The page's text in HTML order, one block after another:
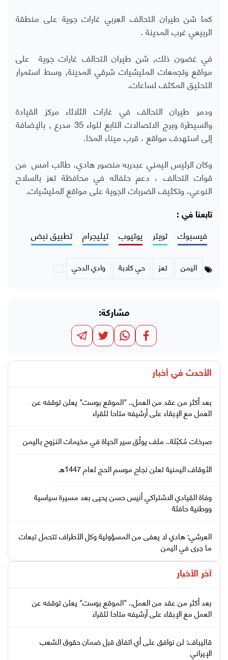
كما شن طيران التحالف العربي غارات جوية على منطقة
الربيعي غرب المدينة .
في غضون ذلك, شن طيران التحالف غارات جوية على
مواقع وتجمعات المليشيات شرقي المدينة, وسط استمرار
التحليق المكثف لساعات.
ودمر طيران التحالف في غارات الثلاثاء مركز القيادة
والسيطرة وبرج الاتصالات التابع للواء 35 مدرع , بالإضافة
إلى استهدف مواقع ، قرب ميناء المخا.
وكان الرئيس اليمني عبدربه منصور هادي، طالب امس من
قوات التحالف ، دعم حلفائه في محافظة تعز بالسلاح
النوعي، وتكثيف الضربات الجوية على مواقع المليشيات.
تابعنا في :
فيسبوك تويتر يوتيوب تيليجرام تطبيق نبض
اليمن تعز حي كلابة وادي الدحي
مشاركة:
الأحدث في أخبار
بعد أكثر من عقد من العمل.. "الموقع بوست" يعلن توقفه عن
العمل مع الإبقاء على أرشيفه متاحا للقراء
صرخات مُكبّلة.. ملف يوثّق سير الحياة في مخيمات النزوح باليمن
الأوقاف اليمنية تعلن نجاح موسم الحج لعام 1447هـ
وفاة القيادي الاشتراكي أنيس حسن يحيى بعد مسيرة سياسية
ووطنية حافلة
العرشي: هادي لا يعفى من المسؤولية وكل الأطراف تتحمل تبعات
ما جرى في اليمن
آخر الأخبار
بعد أكثر من عقد من العمل.. "الموقع بوست" يعلن توقفه عن
العمل مع الإبقاء على أرشيفه متاحا للقراء
قاليباف: لن نوافق على أي اتفاق قبل ضمان حقوق الشعب
الإيراني